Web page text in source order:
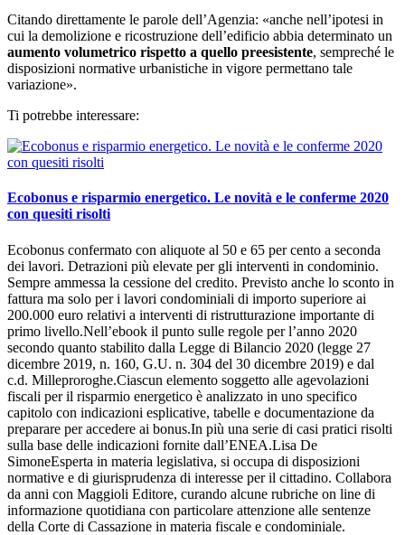
Citando direttamente le parole dell’Agenzia: «anche nell’ipotesi in
cui la demolizione e ricostruzione dell’edificio abbia determinato un
aumento volumetrico rispetto a quello preesistente, sempreché le
disposizioni normative urbanistiche in vigore permettano tale
variazione».
Ti potrebbe interessare:
Ecobonus e risparmio energetico. Le novità e le conferme 2020
con quesiti risolti
Ecobonus confermato con aliquote al 50 e 65 per cento a seconda
dei lavori. Detrazioni più elevate per gli interventi in condominio.
Sempre ammessa la cessione del credito. Previsto anche lo sconto in
fattura ma solo per i lavori condominiali di importo superiore ai
200.000 euro relativi a interventi di ristrutturazione importante di
primo livello.Nell’ebook il punto sulle regole per l’anno 2020
secondo quanto stabilito dalla Legge di Bilancio 2020 (legge 27
dicembre 2019, n. 160, G.U. n. 304 del 30 dicembre 2019) e dal
c.d. Milleproroghe.Ciascun elemento soggetto alle agevolazioni
fiscali per il risparmio energetico è analizzato in uno specifico
capitolo con indicazioni esplicative, tabelle e documentazione da
preparare per accedere ai bonus.In più una serie di casi pratici risolti
sulla base delle indicazioni fornite dall’ENEA.Lisa De
SimoneEsperta in materia legislativa, si occupa di disposizioni
normative e di giurisprudenza di interesse per il cittadino. Collabora
da anni con Maggioli Editore, curando alcune rubriche on line di
informazione quotidiana con particolare attenzione alle sentenze
della Corte di Cassazione in materia fiscale e condominiale.